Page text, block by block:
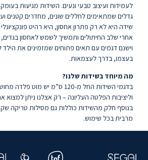
לעמידות ועיצוב טבעי ונעים. השידות מגיעות בעומק
גדלים שמתאימים לחללים שונים, מחדרים קטנים
שידה היא לא רק פתרון אחסון, היא רהיט
אחרי שלב החיתולים ותמשיך לשמש לאחסון
וישנם דגמים עם תאים פתוחים שמזמינים את הילד
בעצמו, בדרך לעצמאות.
מה מיוחד בשידות שלנו?
בדגמי השידות החל מ-120 ס”מ יש
וליציבות הפלטה העליונה – רק אצלנו ניתן למצוא
בנוסף חלק מהשידות כוללות גם מסילות טריקה
מרבית בכל שימוש.